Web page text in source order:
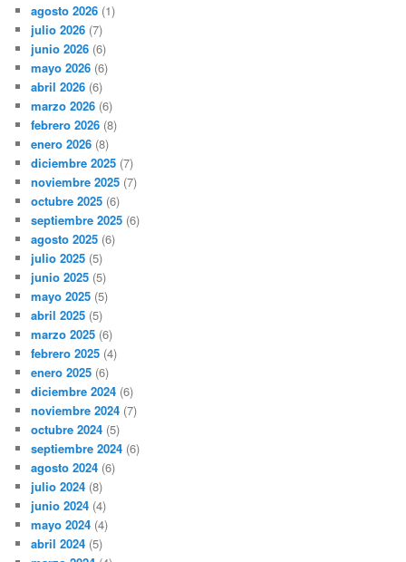
agosto 2026 (1)
julio 2026 (7)
junio 2026 (6)
mayo 2026 (6)
abril 2026 (6)
marzo 2026 (6)
febrero 2026 (8)
enero 2026 (8)
diciembre 2025 (7)
noviembre 2025 (7)
octubre 2025 (6)
septiembre 2025 (6)
agosto 2025 (6)
julio 2025 (5)
junio 2025 (5)
mayo 2025 (5)
abril 2025 (5)
marzo 2025 (6)
febrero 2025 (4)
enero 2025 (6)
diciembre 2024 (6)
noviembre 2024 (7)
octubre 2024 (5)
septiembre 2024 (6)
agosto 2024 (6)
julio 2024 (8)
junio 2024 (4)
mayo 2024 (4)
abril 2024 (5)